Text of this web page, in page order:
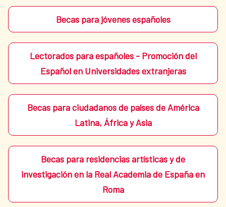
Becas para jóvenes españoles
Lectorados para españoles - Promoción del
Español en Universidades extranjeras
Becas para ciudadanos de países de América
Latina, África y Asia
Becas para residencias artísticas y de
investigación en la Real Academia de España en
Roma